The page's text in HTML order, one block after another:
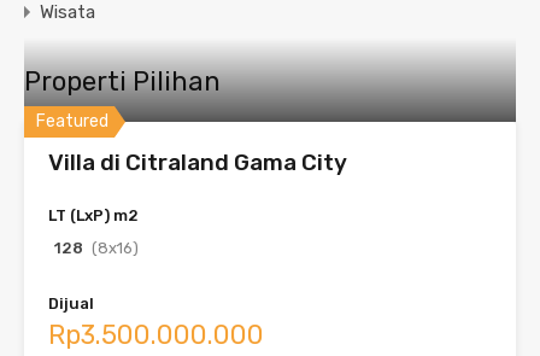
Wisata
Properti Pilihan
Featured
Villa di Citraland Gama City
LT (LxP) m2
128 (8x16)
Dijual
Rp3.500.000.000